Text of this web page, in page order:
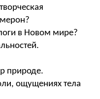
в Новом мире?
природе.
ощущениях тела